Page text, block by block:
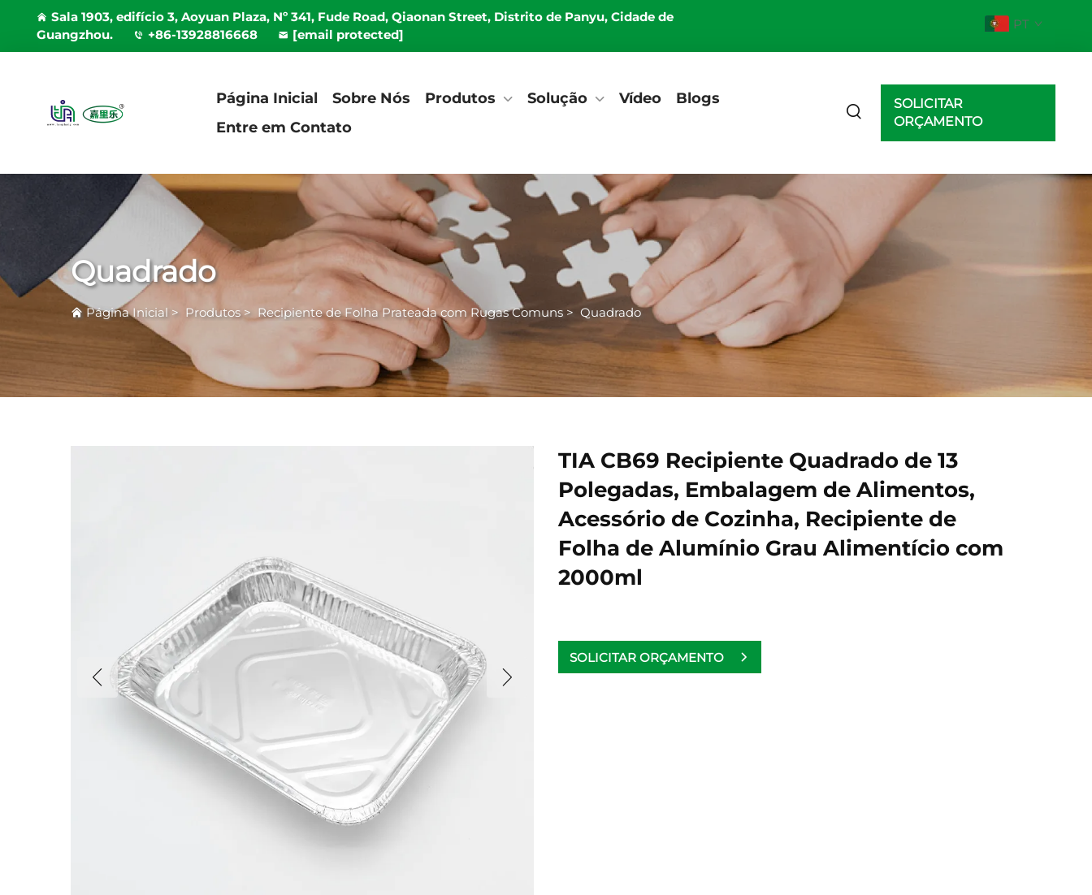
Sala 1903, edifício 3, Aoyuan Plaza, Nº 341, Fude Road, Qiaonan Street, Distrito de Panyu, Cidade de
Guangzhou.
+86-13928816668 [email protected]
PT
Página Inicial Sobre Nós Produtos Solução Vídeo
Blogs
Entre em Contato
SOLICITAR
ORÇAMENTO
Quadrado
Página Inicial > Produtos> Recipiente de Folha Prateada com Rugas Comuns > Quadrado
TIA CB69 Recipiente Quadrado de 13
Polegadas, Embalagem de Alimentos,
Acessório de Cozinha, Recipiente de
Folha de Alumínio Grau Alimentício com
2000ml
SOLICITAR ORÇAMENTO